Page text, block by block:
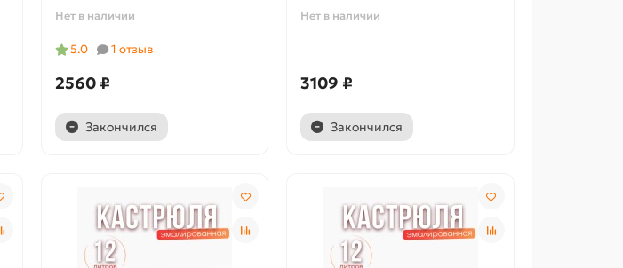
Нет в наличии
5.0 1 отзыв
2560 ₽
Закончился
Нет в наличии
3109 ₽
Закончился